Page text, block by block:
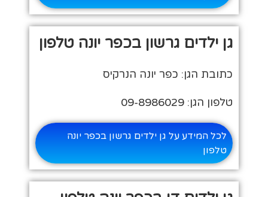
גן ילדים גרשון בכפר יונה טלפון
כתובת הגן: כפר יונה הנרקיס
טלפון הגן: 09-8986029
לכל המידע על גן ילדים גרשון בכפר יונה
טלפון